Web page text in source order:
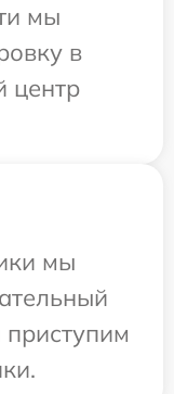
мы
в
центр
мы
приступим